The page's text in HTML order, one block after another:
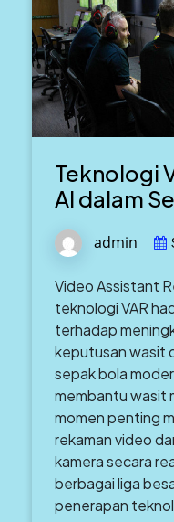
Teknologi
AI dalam
admin
Video Assistant
teknologi VAR
terhadap
keputusan wasit
sepak bola
membantu wasit
momen penting
rekaman video
kamera secara
berbagai liga
penerapan